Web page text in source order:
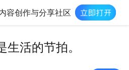
容创作与分享社区
活的节拍。